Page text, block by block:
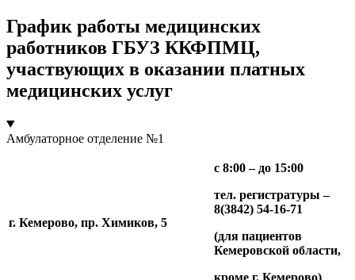
График работы медицинских
работников ГБУЗ ККФПМЦ,
участвующих в оказании платных
медицинских услуг
Амбулаторное отделение №1
г. Кемерово, пр. Химиков, 5
с 8:00 – до 15:00
тел. регистратуры –
8(3842) 54-16-71
(для пациентов
Кемеровской области,
кроме г. Кемерово)